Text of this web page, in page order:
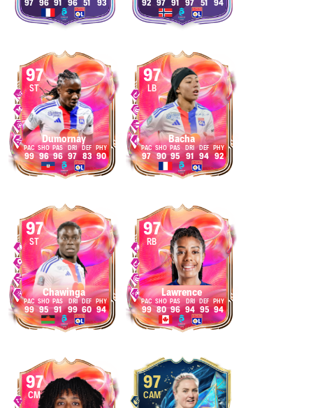
97 96 91 96 51 93 92 97 91 97 51 94
97
ST
Dumornay
99 96 96 97 83 90
97
LB
Bacha
97 90 95 91 94 92
97
ST
Chawinga
99 95 91 99 60 94
97
RB
Lawrence
99 80 96 94 95 94
97
CM
97
CAM